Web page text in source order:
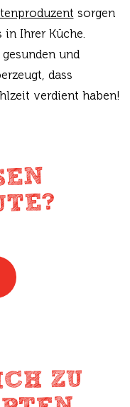
sorgen
in Ihrer Küche.
und
dass
verdient haben!
ZU